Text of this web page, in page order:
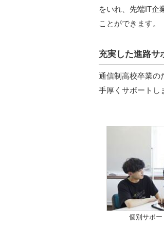
をいれ、先端IT企
ことができます。
充実した進路サ
通信制高校卒業の
手厚くサポートし
個別サポー